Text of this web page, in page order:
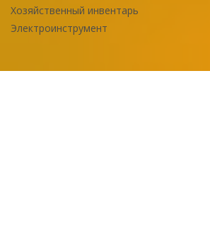
Хозяйственный инвентарь
Электроинструмент